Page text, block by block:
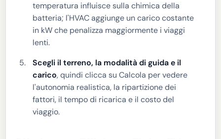
temperatura influisce sulla chimica della
batteria; l'HVAC aggiunge un carico costante
in kW che penalizza maggiormente i viaggi
lenti.
Scegli il terreno, la modalità di guida e il
carico, quindi clicca su Calcola per vedere
l'autonomia realistica, la ripartizione dei
fattori, il tempo di ricarica e il costo del
viaggio.